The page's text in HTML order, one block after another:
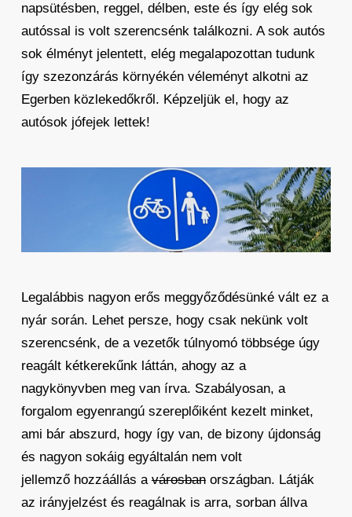
napsütésben, reggel, délben, este és így elég sok
autóssal is volt szerencsénk találkozni. A sok autós
sok élményt jelentett, elég megalapozottan tudunk
így szezonzárás környékén véleményt alkotni az
Egerben közlekedőkről. Képzeljük el, hogy az
autósok jófejek lettek!
Legalábbis nagyon erős meggyőződésünké vált ez a
nyár során. Lehet persze, hogy csak nekünk volt
szerencsénk, de a vezetők túlnyomó többsége úgy
reagált kétkerekűnk láttán, ahogy az a
nagykönyvben meg van írva. Szabályosan, a
forgalom egyenrangú szereplőiként kezelt minket,
ami bár abszurd, hogy így van, de bizony újdonság
és nagyon sokáig egyáltalán nem volt
jellemző hozzáállás avárosbanországban. Látják
az irányjelzést és reagálnak is arra, sorban állva